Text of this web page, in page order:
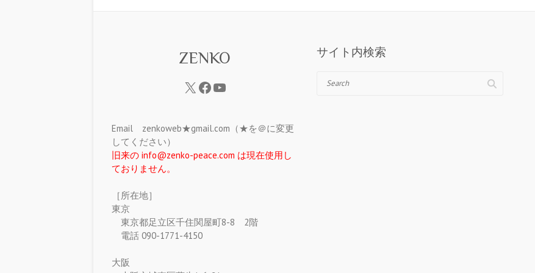
ZENKO
Email zenkoweb★gmail.com（★を＠に変更
してください）
旧来の info@zenko-peace.com は現在使用し
ておりません。
［所在地］
東京
東京都足立区千住関屋町8-8 2階
電話 090-1771-4150
大阪
サイト内検索
Search